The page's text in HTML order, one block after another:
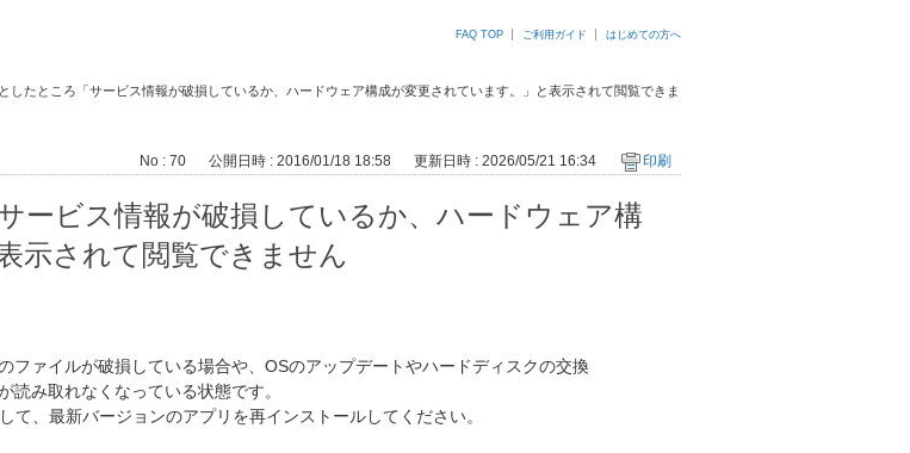
FAQ TOP ご利用ガイド はじめての方へ
したところ「サービス情報が破損しているか、ハードウェア構成が変更されています。」と表示されて閲覧できま
No : 70 公開日時 : 2016/01/18 18:58 更新日時 : 2026/05/21 16:34 印刷
ービス情報が破損しているか、ハードウェア構
示されて閲覧できません
ファイルが破損している場合や、OSのアップデートやハードディスクの交換
み取れなくなっている状態です。
、最新バージョンのアプリを再インストールしてください。